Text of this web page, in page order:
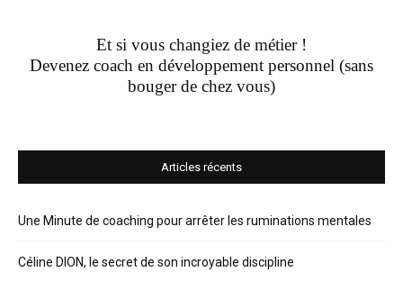
Et si vous changiez de métier !
Devenez coach en développement personnel (sans
bouger de chez vous)
Articles récents
Une Minute de coaching pour arrêter les ruminations mentales
Céline DION, le secret de son incroyable discipline